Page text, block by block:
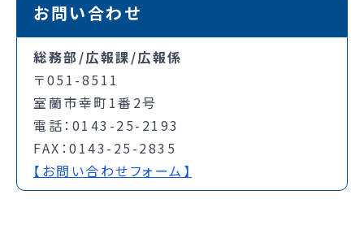
お問い合わせ
総務部/広報課/広報係
〒051-8511
室蘭市幸町1番2号
電話：0143-25-2193
FAX：0143-25-2835
【お問い合わせフォーム】